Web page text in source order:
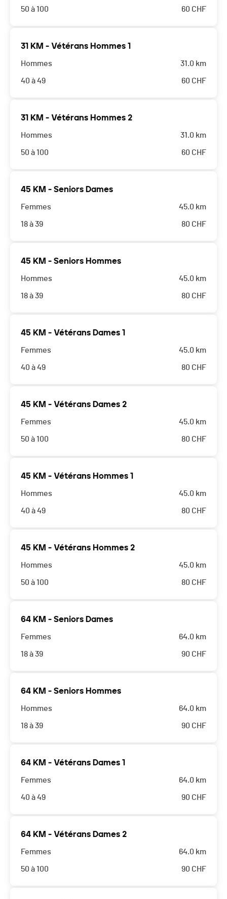
50 à 100 60 CHF
31 KM - Vétérans Hommes 1
Hommes
40 à 49
31.0 km
60 CHF
31 KM - Vétérans Hommes 2
Hommes
50 à 100
31.0 km
60 CHF
45 KM - Seniors Dames
Femmes
18 à 39
45.0 km
80 CHF
45 KM - Seniors Hommes
Hommes
18 à 39
45.0 km
80 CHF
45 KM - Vétérans Dames 1
Femmes
40 à 49
45.0 km
80 CHF
45 KM - Vétérans Dames 2
Femmes
50 à 100
45.0 km
80 CHF
45 KM - Vétérans Hommes 1
Hommes
40 à 49
45.0 km
80 CHF
45 KM - Vétérans Hommes 2
Hommes
50 à 100
45.0 km
80 CHF
64 KM - Seniors Dames
Femmes
18 à 39
64.0 km
90 CHF
64 KM - Seniors Hommes
Hommes
18 à 39
64.0 km
90 CHF
64 KM - Vétérans Dames 1
Femmes
40 à 49
64.0 km
90 CHF
64 KM - Vétérans Dames 2
Femmes
50 à 100
64.0 km
90 CHF